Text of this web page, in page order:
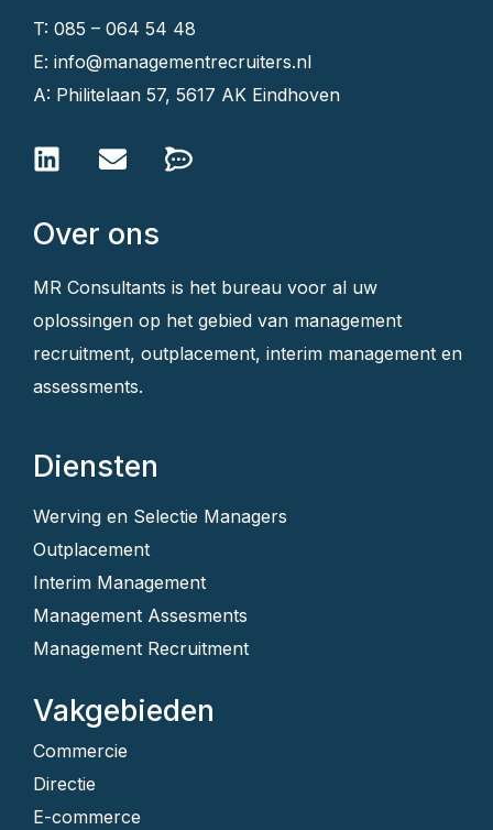
T: 085 – 064 54 48
E: info@managementrecruiters.nl
A: Philitelaan 57, 5617 AK Eindhoven
Over ons
MR Consultants is het bureau voor al uw
oplossingen op het gebied van management
recruitment, outplacement, interim management en
assessments.
Diensten
Werving en Selectie Managers
Outplacement
Interim Management
Management Assesments
Management Recruitment
Vakgebieden
Commercie
Directie
E-commerce